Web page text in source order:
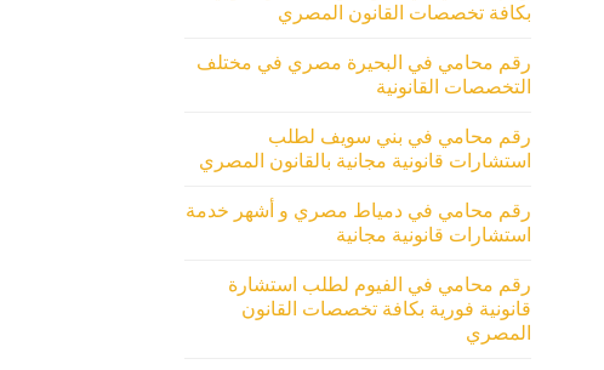
بكافة تخصصات القانون المصري
رقم محامي في البحيرة مصري في مختلف
التخصصات القانونية
رقم محامي في بني سويف لطلب
استشارات قانونية مجانية بالقانون المصري
رقم محامي في دمياط مصري و أشهر خدمة
استشارات قانونية مجانية
رقم محامي في الفيوم لطلب استشارة
قانونية فورية بكافة تخصصات القانون
المصري